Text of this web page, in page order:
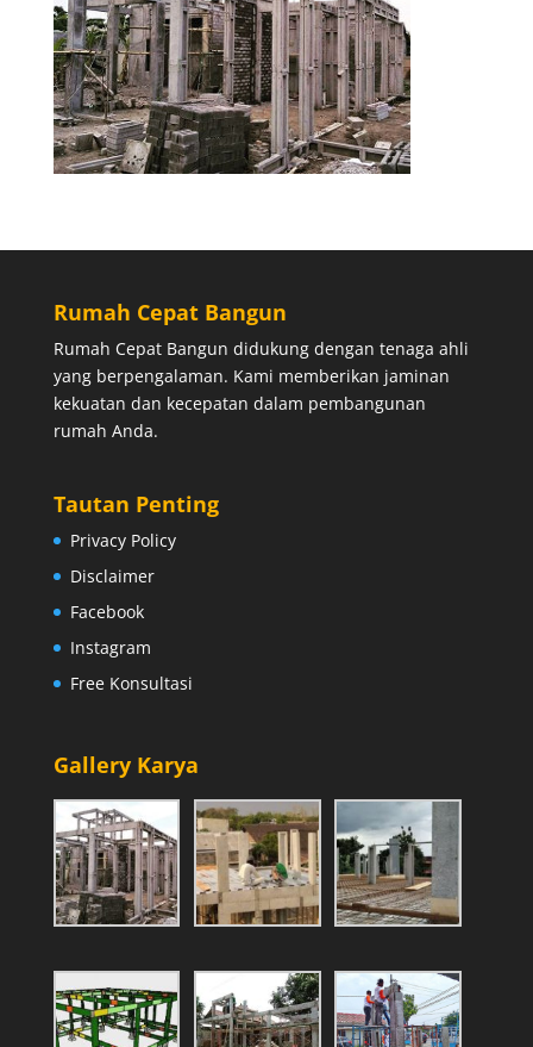
Rumah Cepat Bangun
Rumah Cepat Bangun didukung dengan tenaga ahli
yang berpengalaman. Kami memberikan jaminan
kekuatan dan kecepatan dalam pembangunan
rumah Anda.
Tautan Penting
Privacy Policy
Disclaimer
Facebook
Instagram
Free Konsultasi
Gallery Karya